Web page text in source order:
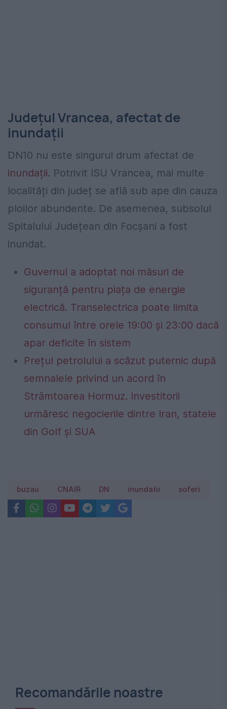
Județul Vrancea, afectat de
inundații
DN10 nu este singurul drum afectat de
inundații. Potrivit ISU Vrancea, mai multe
localități din județ se află sub ape din cauza
ploilor abundente. De asemenea, subsolul
Spitalului Județean din Focșani a fost
inundat.
Guvernul a adoptat noi măsuri de
siguranță pentru piața de energie
electrică. Transelectrica poate limita
consumul între orele 19:00 și 23:00 dacă
apar deficite în sistem
Prețul petrolului a scăzut puternic după
semnalele privind un acord în
Strâmtoarea Hormuz. Investitorii
urmăresc negocierile dintre Iran, statele
din Golf și SUA
buzau CNAIR DN inundatii soferi
Recomandările noastre